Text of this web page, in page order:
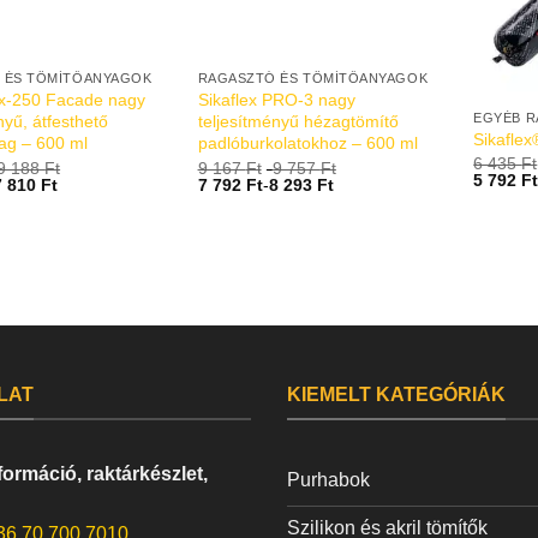
ÉS TÖMÍTŐANYAGOK
250 Facade nagy
átfesthető
– 600 ml
188Ft
810 Ft
RAGASZTÓ ÉS TÖMÍTŐANYAGOK
Sikaflex PRO-3 nagy
teljesítményű hézagtömítő
padlóburkolatokhoz – 600 ml
9 167Ft -9 757Ft
7 792 Ft-8 293 Ft
6 435Ft
5 792 Ft
raktárkészlet,
70 700 7010
KIEMELT KATEGÓRIÁK
Purhabok
Szilikon és akril tömítők